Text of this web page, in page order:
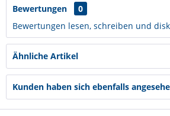
Bewertungen
0
Bewertungen lesen, schreiben und
Ähnliche Artikel
Kunden haben sich ebenfalls